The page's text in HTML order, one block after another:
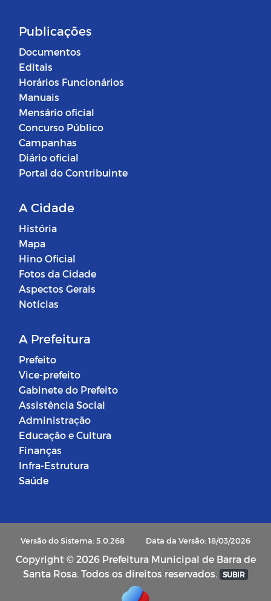
Publicações
Documentos
Editais
Horários Funcionários
Manuais
Mensário oficial
Concurso Público
Campanhas
Diário oficial
Portal do Contribuinte
A Cidade
História
Mapa
Hino Oficial
Fotos da Cidade
Aspectos Gerais
Notícias
A Prefeitura
Prefeito
Vice-prefeito
Gabinete do Prefeito
Assistência Social
Administração
Educação e Cultura
Finanças
Infra-Estrutura
Saúde
Versão do Sistema: 5.0.268 Data da Versão: 18/03/2026
Copyright © 2026 Prefeitura Municipal de Barra de
Santa Rosa. Todos os direitos reservados. SUBIR